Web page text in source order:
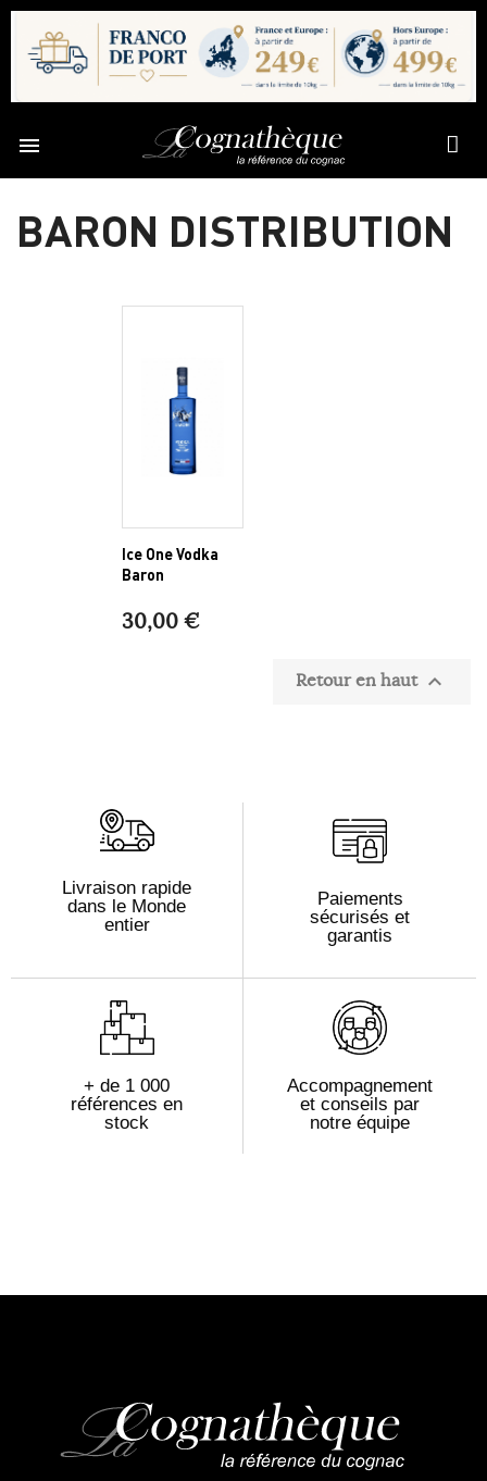

BARON DISTRIBUTION
Ice One Vodka
Baron
30,00 €
Retour en haut 
Livraison rapide
dans le Monde
entier
Paiements
sécurisés et
garantis
+ de 1 000
références en
stock
Accompagnement
et conseils par
notre équipe